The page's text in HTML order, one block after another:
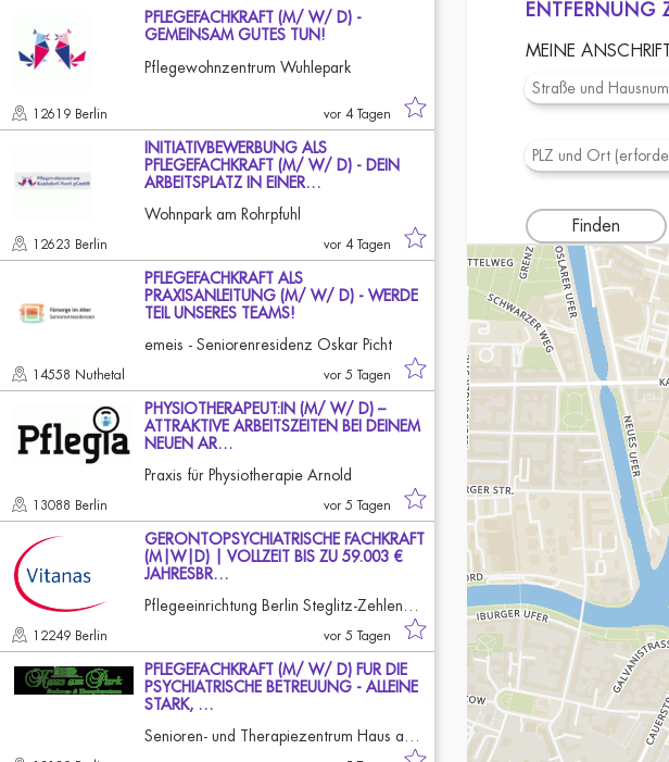
PFLEGEFACHKRAFT (M/ W/ D) -
GEMEINSAM GUTES TUN!
Pflegewohnzentrum Wuhlepark
12619 Berlin vor 4 Tagen
INITIATIVBEWERBUNG ALS
PFLEGEFACHKRAFT (M/ W/ D) - DEIN
ARBEITSPLATZ IN EINER…
Wohnpark am Rohrpfuhl
12623 Berlin vor 4 Tagen
PFLEGEFACHKRAFT ALS
PRAXISANLEITUNG (M/ W/ D) - WERDE
TEIL UNSERES TEAMS!
emeis - Seniorenresidenz Oskar Picht
14558 Nuthetal vor 5 Tagen
PHYSIOTHERAPEUT:IN (M/ W/ D) –
ATTRAKTIVE ARBEITSZEITEN BEI DEINEM
NEUEN AR…
Praxis für Physiotherapie Arnold
13088 Berlin vor 5 Tagen
GERONTOPSYCHIATRISCHE FACHKRAFT
(M|W|D) | VOLLZEIT BIS ZU 59.003 €
JAHRESBR…
12249 Berlin vor 5 Tagen
PFLEGEFACHKRAFT (M/ W/ D) FÜR DIE
PSYCHIATRISCHE BETREUUNG - ALLEINE
STARK, …
ENTFERNUNG
MEINE
Finden